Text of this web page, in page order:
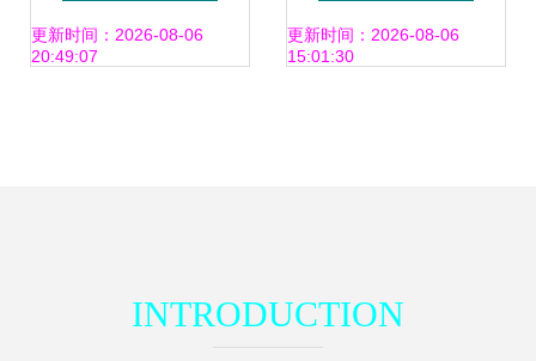
白色显示器，不闪
更新时间：2026-08-06
20:49:07
如何助力节能
更新时间：2026-08-06
15:01:30
INTRODUCTION